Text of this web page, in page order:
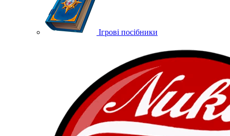
Ігрові посібники